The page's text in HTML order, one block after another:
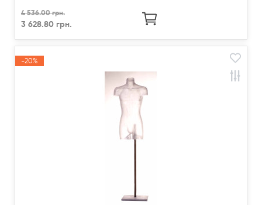
4 536.00 грн.
3 628.80 грн.
-20%